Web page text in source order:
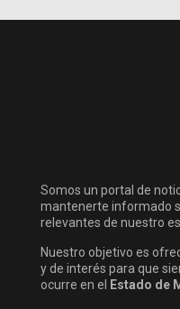
Somos un portal de
mantenerte informado
relevantes de nuestro
Nuestro objetivo es
y de interés para que
ocurre en el
Estado de